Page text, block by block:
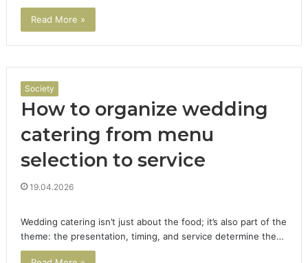
Read More »
Society
How to organize wedding
catering from menu
selection to service
19.04.2026
Wedding catering isn’t just about the food; it’s also part of the
theme: the presentation, timing, and service determine the…